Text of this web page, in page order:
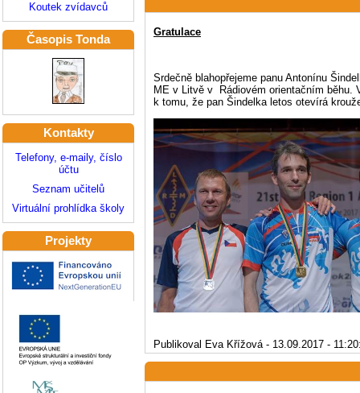
Koutek zvídavců
Časopis Tonda
Kontakty
Telefony, e-maily, číslo
účtu
Seznam učitelů
Virtuální prohlídka školy
Projekty
Gratulace
Srdečně blahopřejeme panu Antonínu
ME v Litvě v Rádiovém orientačním běhu.
k tomu, že pan Šindelka letos otevírá
Publikoval Eva Křížová - 13.09.2017 -